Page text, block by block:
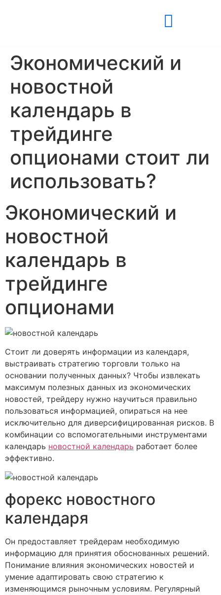
Экономический и
новостной
календарь в
трейдинге
опционами стоит ли
использовать?
Экономический и
новостной
календарь в
трейдинге
опционами
Стоит ли доверять информации из календаря,
выстраивать стратегию торговли только на
основании полученных данных? Чтобы извлекать
максимум полезных данных из экономических
новостей, трейдеру нужно научиться правильно
пользоваться информацией, опираться на нее
исключительно для диверсифицированная рисков. В
комбинации со вспомогательными инструментами
календарь новостной календарь работает более
эффективно.
форекс новостного
календаря
Он предоставляет трейдерам необходимую
информацию для принятия обоснованных решений.
Понимание влияния экономических новостей и
умение адаптировать свою стратегию к
изменяющимся рыночным условиям. Регулярный